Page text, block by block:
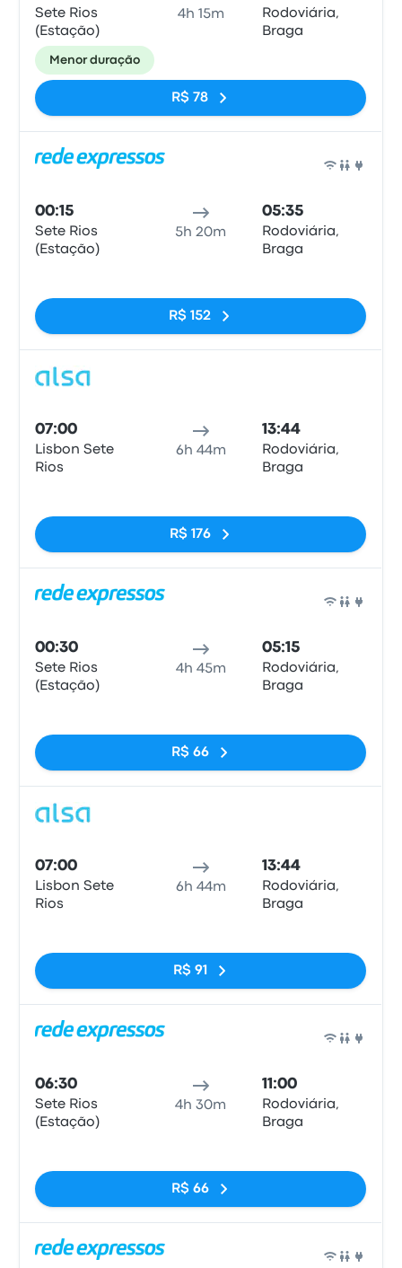
Sete Rios
(Estação)
4h 15m
Rodoviária,
Braga
Menor duração
R$ 78
00:15
Sete Rios
(Estação)
5h 20m
05:35
Rodoviária,
Braga
R$ 152
07:00
Lisbon Sete
Rios
6h 44m
13:44
Rodoviária,
Braga
R$ 176
00:30
Sete Rios
(Estação)
4h 45m
05:15
Rodoviária,
Braga
R$ 66
07:00
Lisbon Sete
Rios
6h 44m
13:44
Rodoviária,
Braga
R$ 91
06:30
Sete Rios
(Estação)
4h 30m
11:00
Rodoviária,
Braga
R$ 66